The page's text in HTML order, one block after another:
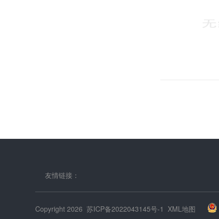
友情链接：
Copyright 2026 苏ICP备2022043145号-1 XML地图